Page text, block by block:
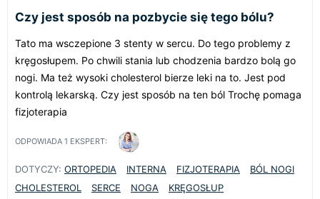
Czy jest sposób na pozbycie się tego bólu?
Tato ma wsczepione 3 stenty w sercu. Do tego problemy z
kręgosłupem. Po chwili stania lub chodzenia bardzo bolą go
nogi. Ma też wysoki cholesterol bierze leki na to. Jest pod
kontrolą lekarską. Czy jest sposób na ten ból Trochę pomaga
fizjoterapia
ODPOWIADA 1 EKSPERT:
DOTYCZY: ORTOPEDIA INTERNA FIZJOTERAPIA
BÓL NOGI
CHOLESTEROL
SERCE NOGA KRĘGOSŁUP